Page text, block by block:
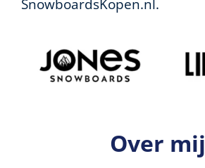
SnowboardsKopen.nl.
Over mij